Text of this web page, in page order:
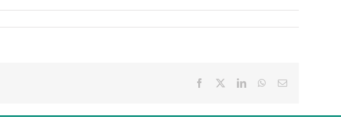
Facebook LinkedInWhatsApp
Correo